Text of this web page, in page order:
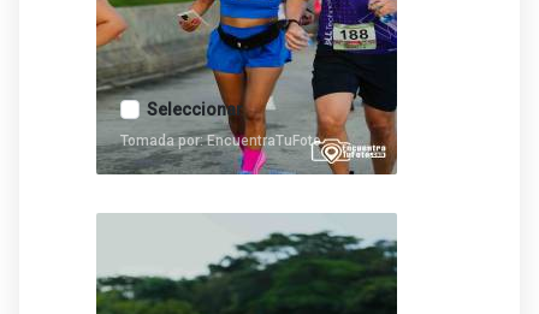
Seleccionar
Tomada por: EncuentraTuFoto